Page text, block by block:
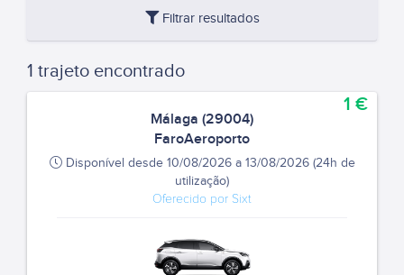
Filtrar resultados
1 trajeto encontrado
Málaga (29004)
FaroAeroporto
Disponível desde 10/08/2026 a 13/08/2026 (24h de
utilização)
Oferecido por Sixt
1 €